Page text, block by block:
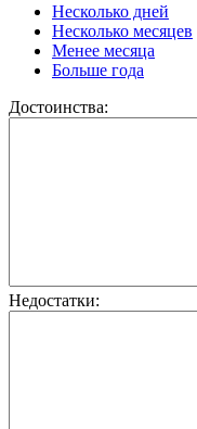
Несколько дней
Несколько месяцев
Менее месяца
Больше года
Достоинства:
Недостатки: